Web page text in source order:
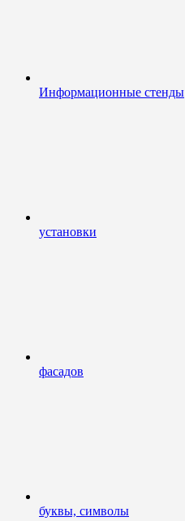
Информационные стенды
установки
фасадов
буквы, символы